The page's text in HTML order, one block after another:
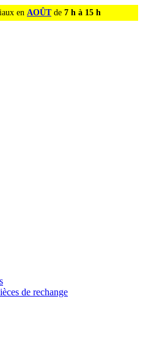
en AOÛTde 7 h à 15 h
de rechange